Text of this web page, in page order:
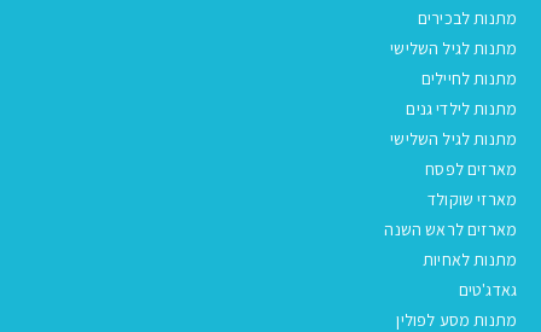
מתנות לבכירים
מתנות לגיל השלישי
מתנות לחיילים
מתנות לילדי גנים
מתנות לגיל השלישי
מארזים לפסח
מארזי שוקולד
מארזים לראש השנה
מתנות לאחיות
גאדג'טים
מתנות מסע לפולין